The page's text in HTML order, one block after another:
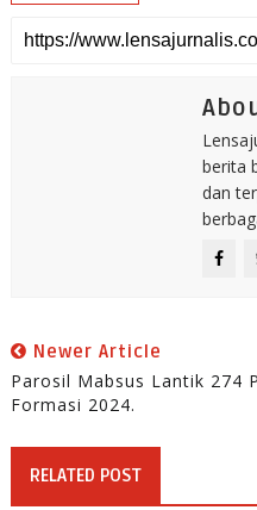
berita
dan
Newer Article
Parosil Mabsus Lantik 274
Formasi 2024.
RELATED POST